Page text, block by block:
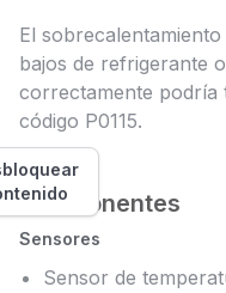
El
bajos de refrigerante
correctamente podría
código P0115.
Componentes
Sensores
Sensor de